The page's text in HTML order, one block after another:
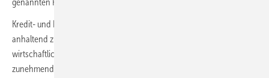
genannten Fristen bis spätestens 2030 abgeschlossen sein.
Kredit- und Förderprogramme für Investoren und Eigentümer sind mit
anhaltend zu erwartenden hohen Preisen für fossile Energieträger aus
wirtschaftlichen Gründen immer weniger Notwendig und sollten
zunehmend auch nach sozialen Kriterien ausgereicht werden.